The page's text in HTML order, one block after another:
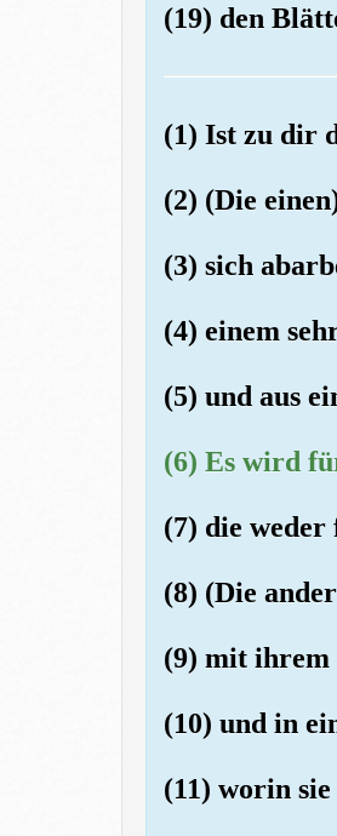
(19) den
(1) Ist zu dir
(2) (Die
(3) sich
(4) einem
(5) und aus
(6) Es wird
(7) die weder
(8) (Die
(9) mit ihrem
(10) und in
(11) worin